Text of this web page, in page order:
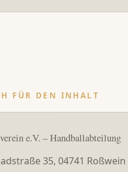
FÜR DEN INHALT
e.V. – Handballabteilung
35, 04741 Roßwein